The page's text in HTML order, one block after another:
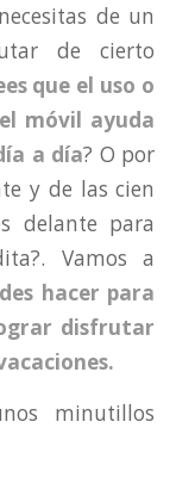
de un
de cierto
que el uso o
móvil ayuda
a día? O por
y de las cien
delante para
Vamos a
hacer para
disfrutar
minutillos